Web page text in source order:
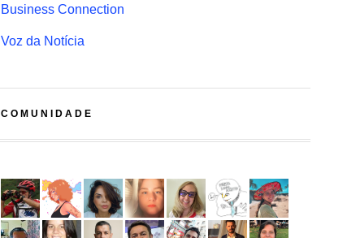
Business Connection
Voz da Notícia
COMUNIDADE